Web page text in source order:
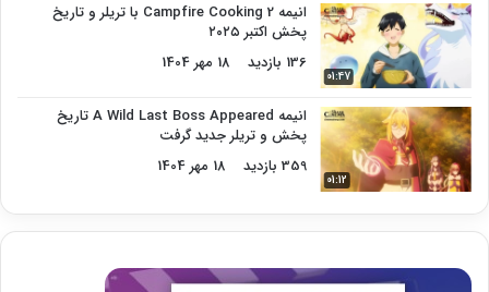
01:47
انیمه Campfire Cooking 2 با تریلر و تاریخ
پخش اکتبر ۲۰۲۵
136 بازدید
18 مهر 1404
01:12
انیمه A Wild Last Boss Appeared تاریخ
پخش و تریلر جدید گرفت
359 بازدید
18 مهر 1404